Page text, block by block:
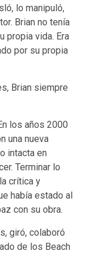
lo manipuló,
Brian no tenía
propia vida. Era
por su propia
Brian siempre
los años 2000
una nueva
intacta en
Terminar lo
crítica y
había estado al
con su obra.
giró, colaboró
de los Beach